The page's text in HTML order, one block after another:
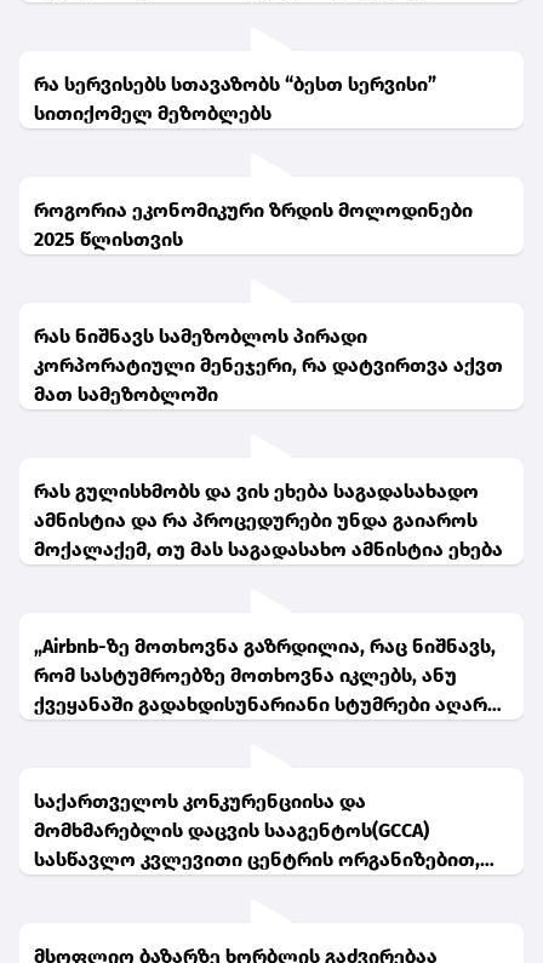
რა სერვისებს სთავაზობს “ბესთ სერვისი”
სითიქომელ მეზობლებს
როგორია ეკონომიკური ზრდის მოლოდინები
2025 წლისთვის
რას ნიშნავს სამეზობლოს პირადი
კორპორატიული მენეჯერი, რა დატვირთვა აქვთ
მათ სამეზობლოში
რას გულისხმობს და ვის ეხება საგადასახადო
ამნისტია და რა პროცედურები უნდა გაიაროს
მოქალაქემ, თუ მას საგადასახო ამნისტია ეხება
„Airbnb-ზე მოთხოვნა გაზრდილია, რაც ნიშნავს,
რომ სასტუმროებზე მოთხოვნა იკლებს, ანუ
ქვეყანაში გადახდისუნარიანი სტუმრები აღარ
საქართველოს კონკურენციისა და
მომხმარებლის დაცვის სააგენტოს(GCCA)
სასწავლო კვლევითი ცენტრის ორგანიზებით,
მსოფლიო ბაზარზე ხორბლის გაძვირებაა